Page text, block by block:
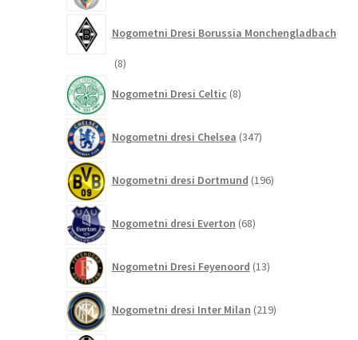
Nogometni Dresi Borussia Monchengladbach
88
Nogometni Dresi Celtic 8izdelkov
Nogometni dresi Chelsea 347izdelkov
Nogometni dresi Dortmund 196izdelkov
Nogometni dresi Everton 68izdelkov
Nogometni Dresi Feyenoord 13izdelkov
Nogometni dresi Inter Milan 219izdelkov